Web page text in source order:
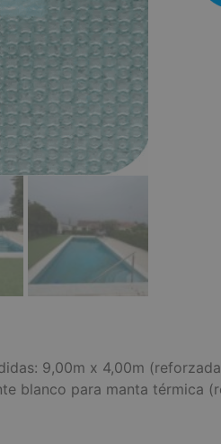
9,00m x 4,00m
blanco para manta térmica